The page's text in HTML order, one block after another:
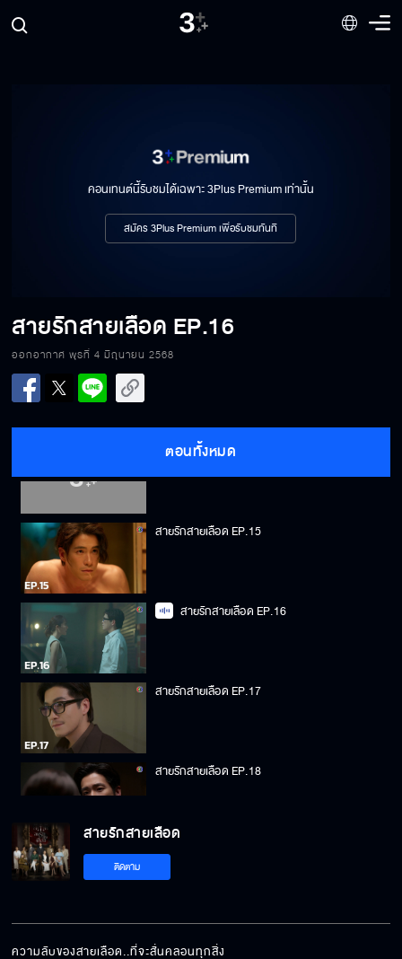
คอนเทนต์นี้รับชมได้เฉพาะ 3Plus Premium เท่านั้น
สมัคร 3Plus Premium เพื่อรับชมทันที
สายรักสายเลือด EP.16
ออกอากาศ พุธที่ 4 มิถุนายน 2568
ตอนทั้งหมด
สายรักสายเลือด EP.11
สายรักสายเลือด EP.12
สายรักสายเลือด EP.14
สายรักสายเลือด EP.15
สายรักสายเลือด EP.16
สายรักสายเลือด EP.17
สายรักสายเลือด EP.18
สายรักสายเลือด EP.19
สายรักสายเลือด
ติดตาม
ความลับของสายเลือด..ที่จะสั่นคลอนทุกสิ่ง